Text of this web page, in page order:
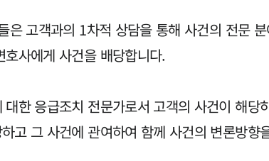
은 고객과의 1차적 상담을 통해 사건의 전문
사에게 사건을 배당합니다.
한 응급조치 전문가로서 고객의 사건이 해
고 그 사건에 관여하여 함께 사건의 변론방향